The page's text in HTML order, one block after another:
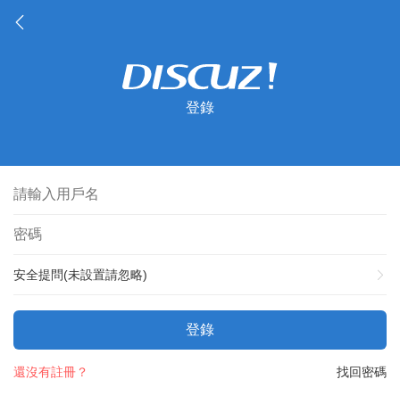
登錄
安全提問(未設置請忽略)
登錄
找回密碼
還沒有註冊？